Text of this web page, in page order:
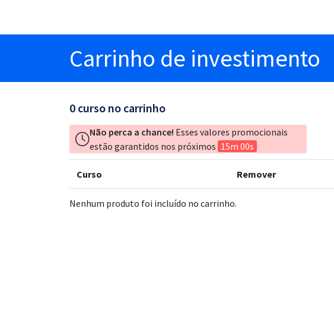
Carrinho de investimento
0 curso no carrinho
Não perca a chance! Esses valores promocionais
estão garantidos nos próximos 15m 00s
Curso Remover
Nenhum produto foi incluído no carrinho.